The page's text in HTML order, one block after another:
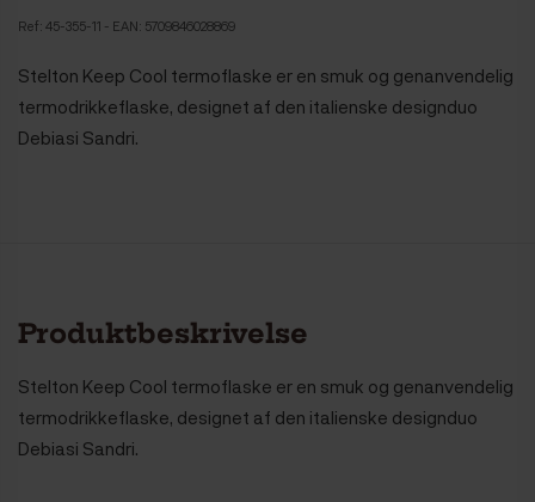
Ref: 45-355-11 - EAN: 5709846028869
Stelton Keep Cool termoflaske er en smuk og genanvendelig
termodrikkeflaske, designet af den italienske designduo
Debiasi Sandri.
Produktbeskrivelse
Stelton Keep Cool termoflaske er en smuk og genanvendelig
termodrikkeflaske, designet af den italienske designduo
Debiasi Sandri.